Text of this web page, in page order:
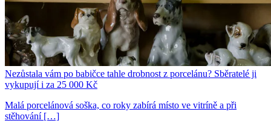
Nezůstala vám po babičce tahle drobnost z porcelánu? Sběratelé ji
vykupují i za 25 000 Kč
Malá porcelánová soška, co roky zabírá místo ve vitríně a při
stěhování […]